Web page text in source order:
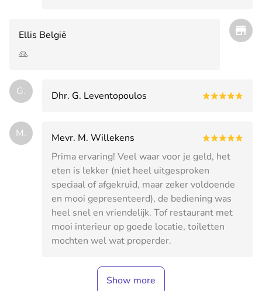
Ellis België
🙏
G. Dhr. G. Leventopoulos
M.
Mevr. M. Willekens
Prima ervaring! Veel waar voor je geld, het
eten is lekker (niet heel uitgesproken
speciaal of afgekruid, maar zeker voldoende
en mooi gepresenteerd), de bediening was
heel snel en vriendelijk. Tof restaurant met
mooi interieur op goede locatie, toiletten
mochten wel wat properder.
Show more